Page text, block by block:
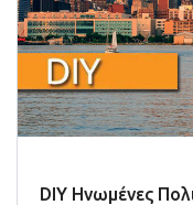
DIY Ηνωμένες